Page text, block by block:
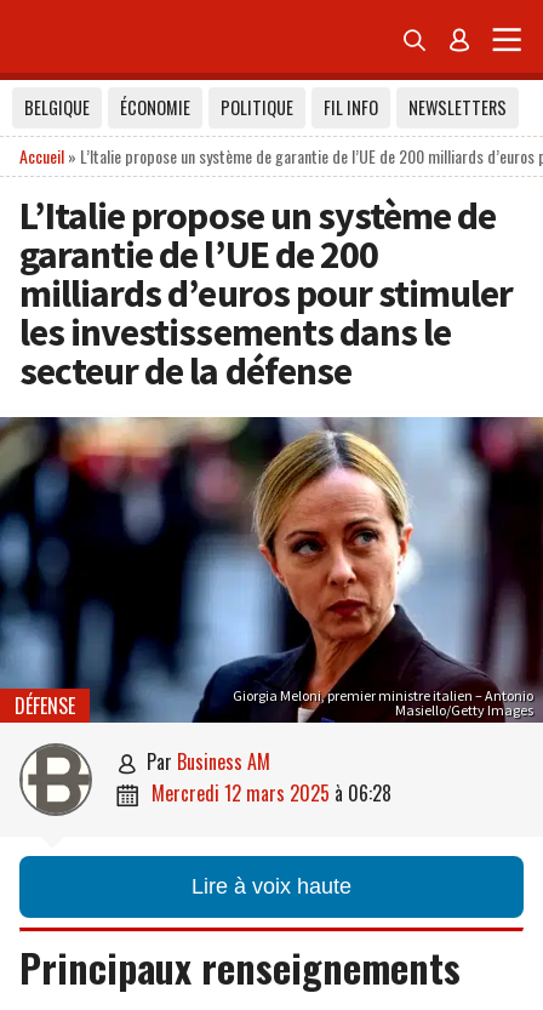
 
BELGIQUE ÉCONOMIE POLITIQUE FIL INFO
NEWSLETTERS
Accueil» L’Italie propose un système de garantie de l’UE de 200 milliards
L’Italie propose un système de
garantie de l’UE de 200
milliards d’euros pour stimuler
les investissements dans le
secteur de la défense
Giorgia Meloni, premier ministre italien – Antonio
Masiello/Getty Images
DÉFENSE
 par Business AM
 mercredi 12 mars 2025 à 06:28
Lire à voix haute
Principaux renseignements